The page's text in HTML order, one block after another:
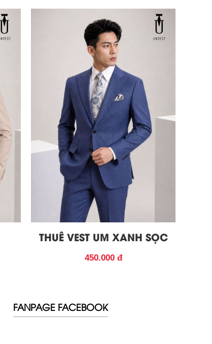
THUÊ VEST UM XANH SỌC
450.000 đ
FANPAGE FACEBOOK